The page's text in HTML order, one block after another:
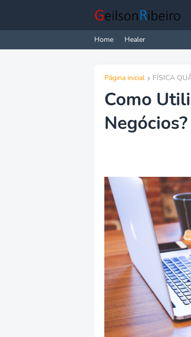
Home Healer
Página inicial FÍSICA
Como
Negócios?